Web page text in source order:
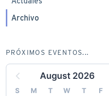
Archivo
PRÓXIMOS EVENTOS...
August 2026
S M T W T F